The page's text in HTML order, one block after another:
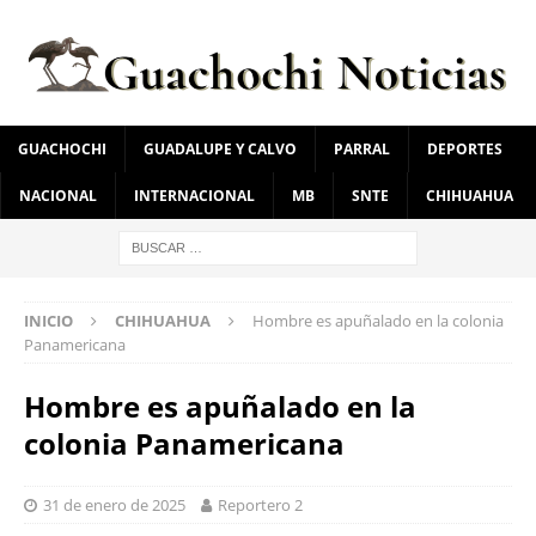
GUACHOCHI GUADALUPE Y CALVO PARRAL DEPORTES
NACIONAL INTERNACIONAL MB SNTE CHIHUAHUA
INICIO CHIHUAHUA
Hombre es apuñalado en la colonia
Panamericana
Hombre es apuñalado en la
colonia Panamericana
31 de enero de 2025 Reportero 2